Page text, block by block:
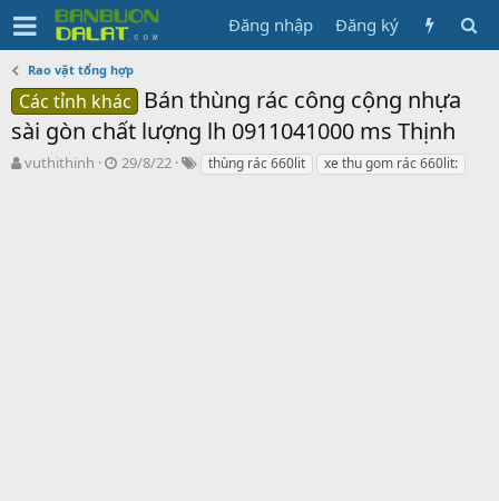
Đăng nhập Đăng ký
Rao vặt tổng hợp
Các tỉnh khác
Bán thùng rác công cộng nhựa
sài gòn chất lượng lh 0911041000 ms Thịnh
N
vuthithinh
N
29/8/22
Tthùng rác 660lit xe thu gom rác 660lit: